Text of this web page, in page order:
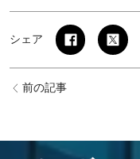
シェア
前の記事